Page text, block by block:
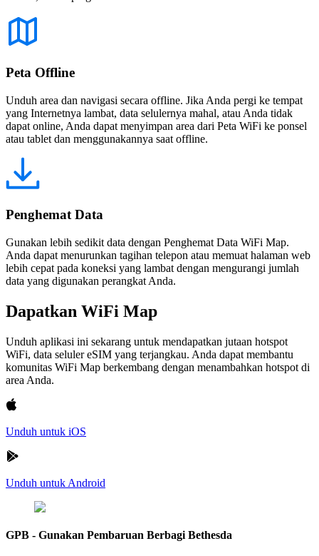
Peta Offline
Unduh area dan navigasi secara offline. Jika Anda pergi ke tempat
yang Internetnya lambat, data selulernya mahal, atau Anda tidak
dapat online, Anda dapat menyimpan area dari Peta WiFi ke ponsel
atau tablet dan menggunakannya saat offline.
Penghemat Data
Gunakan lebih sedikit data dengan Penghemat Data WiFi Map.
Anda dapat menurunkan tagihan telepon atau memuat halaman web
lebih cepat pada koneksi yang lambat dengan mengurangi jumlah
data yang digunakan perangkat Anda.
Dapatkan WiFi Map
Unduh aplikasi ini sekarang untuk mendapatkan jutaan hotspot
WiFi, data seluler eSIM yang terjangkau. Anda dapat membantu
komunitas WiFi Map berkembang dengan menambahkan hotspot di
area Anda.
Unduh untuk iOS
Unduh untuk Android
GPB - Gunakan Pembaruan Berbagi Bethesda